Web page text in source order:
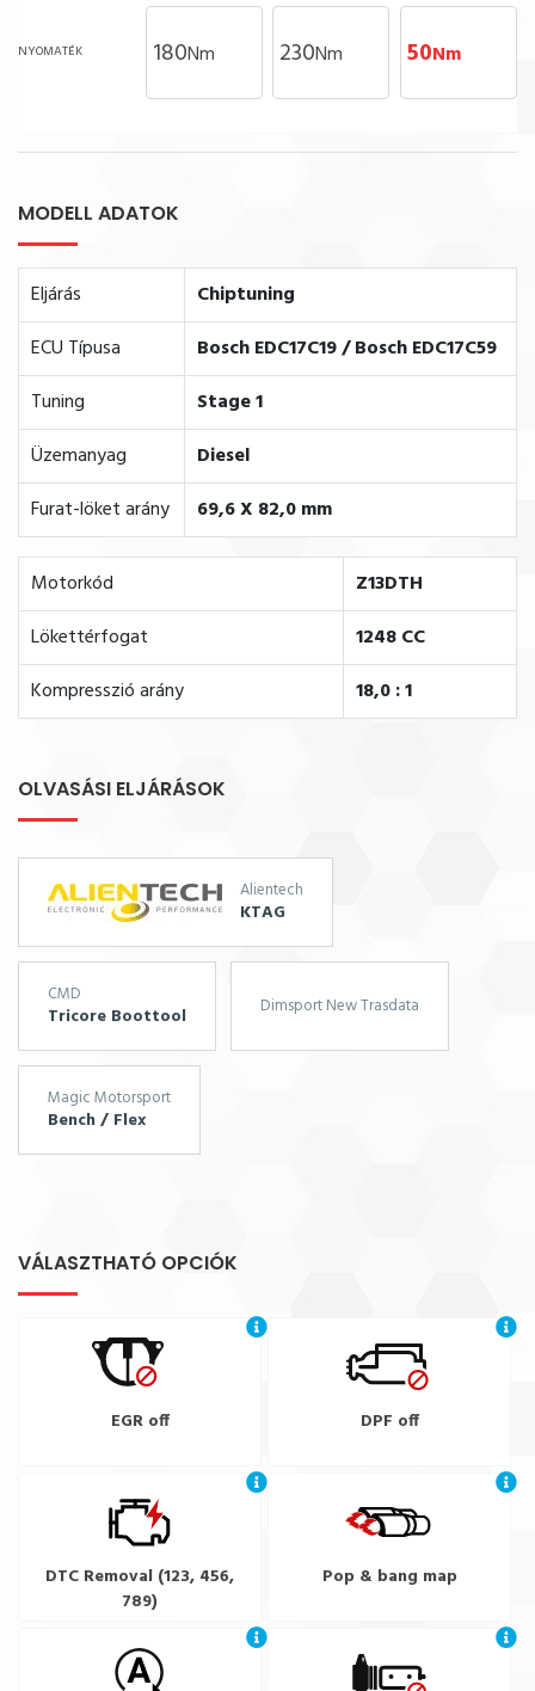
NYOMATÉK 180Nm 230Nm 50Nm
MODELL ADATOK
Eljárás
Chiptuning
ECU Típusa
Bosch EDC17C19 / Bosch EDC17C59
Tuning
Stage 1
Üzemanyag
Diesel
Furat-löket arány
69,6 X 82,0 mm
Motorkód
Z13DTH
Lökettérfogat
1248 CC
Kompresszió arány
18,0 : 1
OLVASÁSI ELJÁRÁSOK
Alientech
KTAG
CMD
Tricore Boottool Dimsport New Trasdata
Magic Motorsport
Bench / Flex
VÁLASZTHATÓ OPCIÓK
EGR off DPF off
DTC Removal (123, 456,
789)
Pop & bang map